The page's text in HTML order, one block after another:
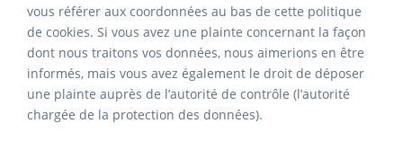
vous référer aux coordonnées au bas de cette politique
de cookies. Si vous avez une plainte concernant la façon
dont nous traitons vos données, nous aimerions en être
informés, mais vous avez également le droit de déposer
une plainte auprès de l’autorité de contrôle (l’autorité
chargée de la protection des données).